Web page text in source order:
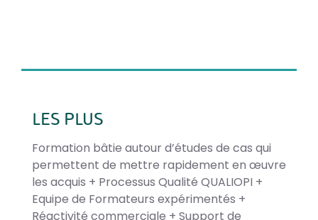
LES PLUS
Formation bâtie autour d’études de cas qui
permettent de mettre rapidement en œuvre
les acquis + Processus Qualité QUALIOPI +
Equipe de Formateurs expérimentés +
Réactivité commerciale + Support de